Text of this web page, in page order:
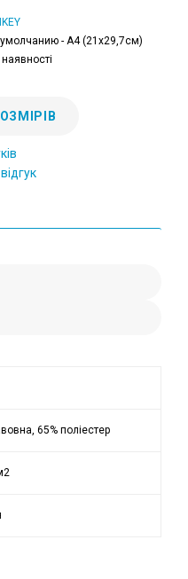
- А4 (21x29,7см)
65% поліестер